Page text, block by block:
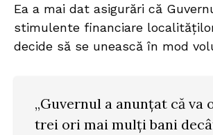
Ea a mai dat asigurări că
stimulente financiare
decide să se unească în mod
„Guvernul a anunțat că va
trei ori mai mulți bani